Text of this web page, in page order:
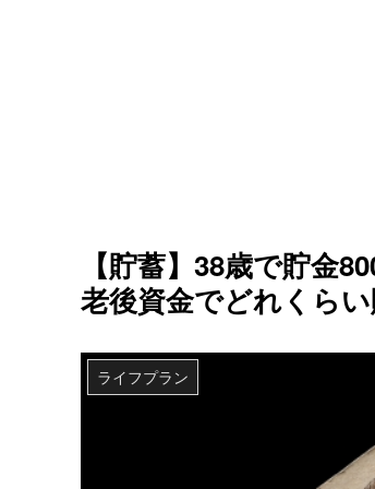
【貯蓄】38歳で貯金
老後資金でどれくら
ライフプラン